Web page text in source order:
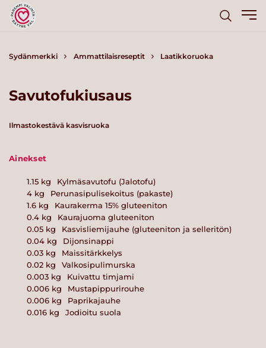
Sydänmerkki Ammattilaisreseptit Laatikkoruoka
Savutofukiusaus
Ilmastokestävä kasvisruoka
Ainekset
1.15 kg
Kylmäsavutofu (Jalotofu)
4 kg
Perunasipulisekoitus (pakaste)
1.6 kg
Kaurakerma 15% gluteeniton
0.4 kg
Kaurajuoma gluteeniton
0.05 kg
Kasvisliemijauhe (gluteeniton ja selleritön)
0.04 kg
Dijonsinappi
0.03 kg
Maissitärkkelys
0.02 kg
Valkosipulimurska
0.003 kg
Kuivattu timjami
0.006 kg
Mustapippurirouhe
0.006 kg
Paprikajauhe
0.016 kg Jodioitu suola